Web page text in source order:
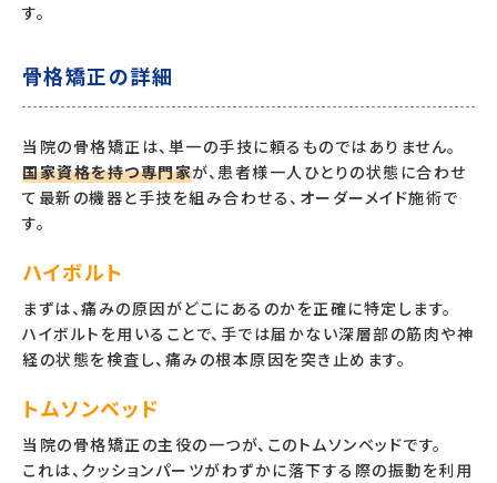
す。
骨格矯正の詳細
当院の骨格矯正は、単一の手技に頼るものではありません。
国家資格を持つ専門家が、患者様一人ひとりの状態に合わせ
て最新の機器と手技を組み合わせる、オーダーメイド施術で
す。
ハイボルト
まずは、痛みの原因がどこにあるのかを正確に特定します。
ハイボルトを用いることで、手では届かない深層部の筋肉や神
経の状態を検査し、痛みの根本原因を突き止めます。
トムソンベッド
当院の骨格矯正の主役の一つが、このトムソンベッドです。
これは、クッションパーツがわずかに落下する際の振動を利用